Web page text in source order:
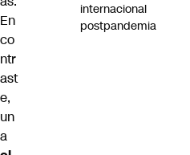
En
co
ntr
ast
e,
un
a
internacional
postpandemia